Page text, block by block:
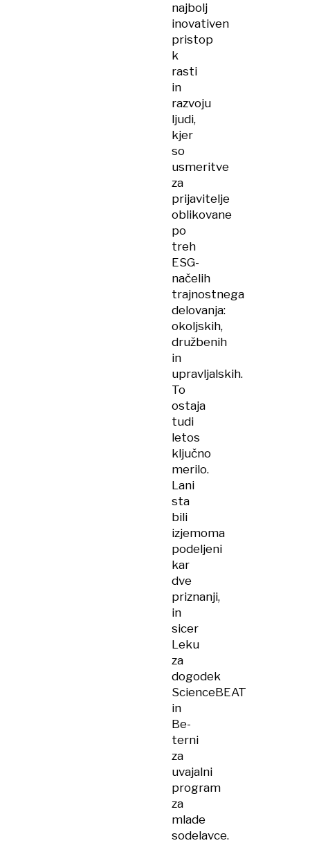
najbolj
inovativen
pristop
k
rasti
in
razvoju
ljudi,
kjer
so
usmeritve
za
prijavitelje
oblikovane
po
treh
ESG-
načelih
trajnostnega
delovanja:
okoljskih,
družbenih
in
upravljalskih.
To
ostaja
tudi
letos
ključno
merilo.
Lani
sta
bili
izjemoma
podeljeni
kar
dve
priznanji,
in
sicer
Leku
za
dogodek
ScienceBEAT
in
Be-
terni
za
uvajalni
program
za
mlade
sodelavce.